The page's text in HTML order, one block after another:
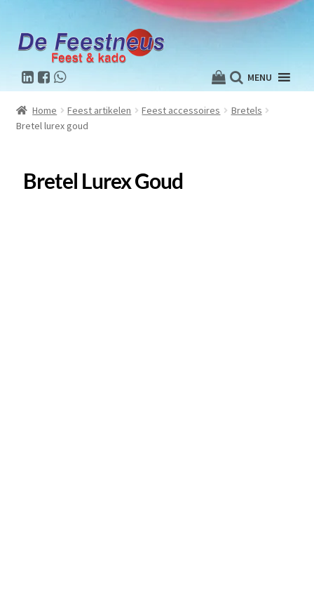
MENU
Home Feest artikelen Feest accessoires
Bretels
Bretel lurex goud
Bretel Lurex Goud